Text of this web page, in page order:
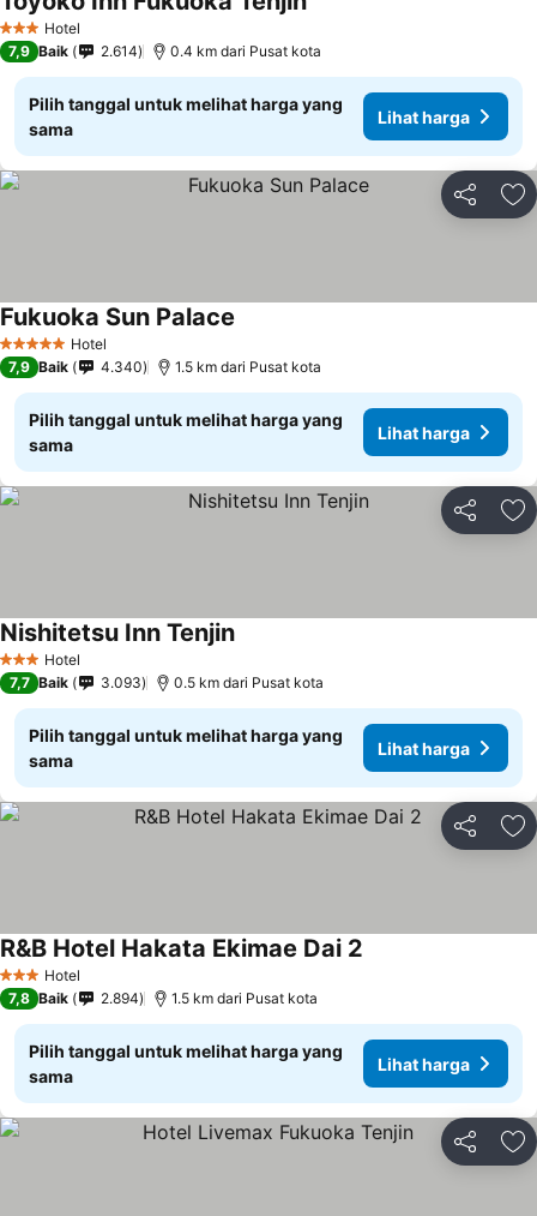
3 BintangHotel
Lihat harga
7,9 Baik 2.614 0.4 km dari Pusat kota
Pilih tanggal untuk melihat harga yang
sama
Lihat harga
Bagikan
5 Bintang Hotel
Fukuoka Sun Palace
7,9 Baik 4.340 1.5 km dari Pusat kota
Pilih tanggal untuk melihat harga yang
sama
Lihat harga
Bagikan
3 BintangHotel
Nishitetsu Inn TenjinLihat harga
7,7 Baik 3.093 0.5 km dari Pusat kota
Pilih tanggal untuk melihat harga yang
sama
Lihat harga
Bagikan
3 BintangHotel
R&B Hotel Hakata Ekimae Dai 2
7,8 Baik 2.894 1.5 km dari Pusat kota
Pilih tanggal untuk melihat harga yang
sama
Lihat harga
Bagikan